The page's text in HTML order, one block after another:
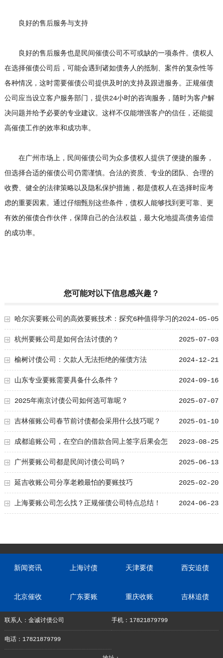
良好的售后服务与支持
良好的售后服务也是民间催债公司不可或缺的一项条件。债权人
在选择催债公司后，可能会遇到诸如债务人的抵制、案件的复杂性等
各种情况，这时需要催债公司提供及时的支持及跟进服务。正规催债
公司应当设立客户服务部门，提供24小时的咨询服务，随时为客户解
决问题并给予必要的专业建议。这样不仅能增强客户的信任，还能提
高催债工作的效率和成功率。
在广州市场上，民间催债公司为众多债权人提供了便捷的服务，
但选择合适的催债公司仍需谨慎。合法的资质、专业的团队、合理的
收费、健全的法律策略以及隐私保护措施，都是债权人在选择时应考
虑的重要因素。通过仔细甄别这些条件，债权人能够找到更可靠、更
有效的催债合作伙伴，保障自己的合法权益，最大化地提高债务追偿
的成功率。
您可能对以下信息感兴趣？
2024-05-05
哈尔滨要账公司的高效要账技术：探究6种值得学习的
套路经验 2025-07-03
杭州要账公司是如何合法讨债的？
2024-12-21
榆树讨债公司：欠款人无法拒绝的催债方法
2024-09-16
山东专业要账需要具备什么条件？
2025-07-07
2025年南京讨债公司如何选可靠呢？
2025-01-10
吉林催账公司春节前讨债都会采用什么技巧呢？
2023-08-25
成都追账公司，在空白的借款合同上签字后果会怎
样？ 2025-06-13
广州要账公司都是民间讨债公司吗？
2025-02-20
延吉收账公司分享老赖最怕的要账技巧
2024-06-23
上海要账公司怎么找？正规催债公司特点总结！
新闻资讯 上海讨债 天津要债 西安追债
北京催收 广东要账 重庆收账 吉林追债
联系人：金诚讨债公司 手机：17821879799
电话：17821879799